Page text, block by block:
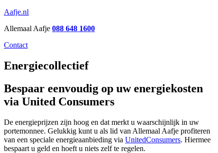
Aafje.nl
Allemaal Aafje 088 648 1600
Contact
Energiecollectief
Bespaar eenvoudig op uw energiekosten
via United Consumers
De energieprijzen zijn hoog en dat merkt u waarschijnlijk in uw
portemonnee. Gelukkig kunt u als lid van Allemaal Aafje profiteren
van een speciale energieaanbieding via UnitedConsumers. Hiermee
bespaart u geld en hoeft u niets zelf te regelen.